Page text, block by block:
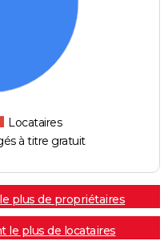
Locataires
à titre gratuit
plus de propriétaires
le plus de locataires